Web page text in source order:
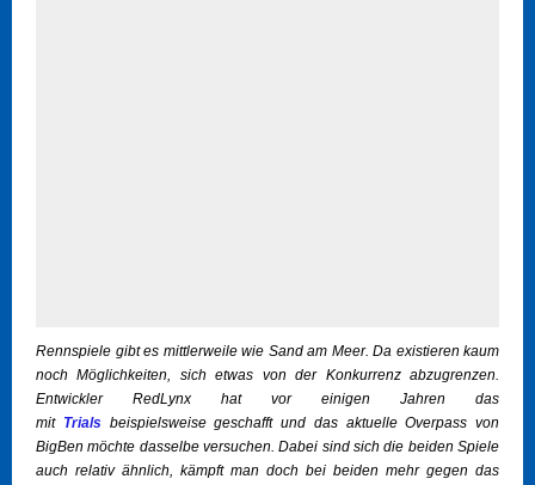
Rennspiele gibt es mittlerweile wie Sand am Meer. Da existieren kaum
noch Möglichkeiten, sich etwas von der Konkurrenz abzugrenzen.
Entwickler RedLynx hat vor einigen Jahren das
mit Trials beispielsweise geschafft und das aktuelle Overpass von
BigBen möchte dasselbe versuchen. Dabei sind sich die beiden Spiele
auch relativ ähnlich, kämpft man doch bei beiden mehr gegen das